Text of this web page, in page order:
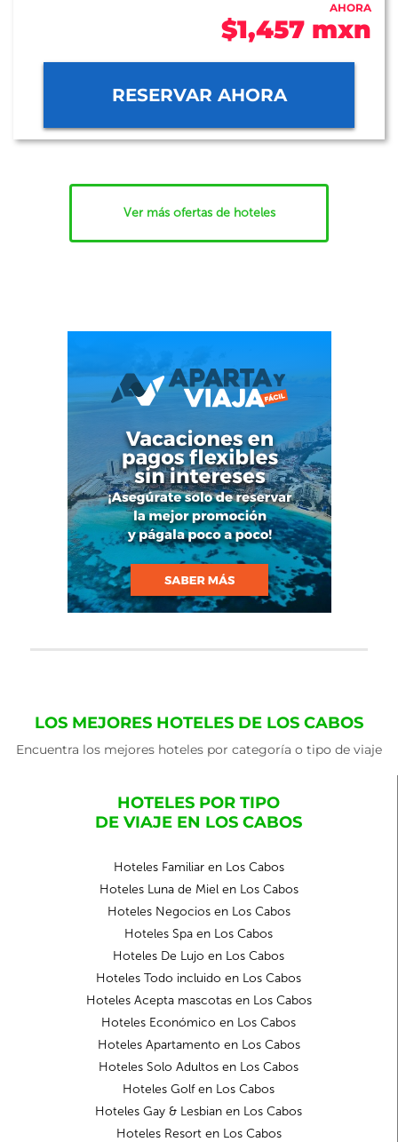
AHORA
$1,457 mxn
RESERVAR AHORA
Ver más ofertas de hoteles
LOS MEJORES HOTELES DE LOS CABOS
Encuentra los mejores hoteles por categoría o tipo de viaje
HOTELES POR TIPO
DE VIAJE EN LOS CABOS
Hoteles Familiar en Los Cabos
Hoteles Luna de Miel en Los Cabos
Hoteles Negocios en Los Cabos
Hoteles Spa en Los Cabos
Hoteles De Lujo en Los Cabos
Hoteles Todo incluido en Los Cabos
Hoteles Acepta mascotas en Los Cabos
Hoteles Económico en Los Cabos
Hoteles Apartamento en Los Cabos
Hoteles Solo Adultos en Los Cabos
Hoteles Golf en Los Cabos
Hoteles Gay & Lesbian en Los Cabos
Hoteles Resort en Los Cabos